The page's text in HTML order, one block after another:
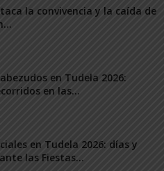
la convivencia y la caída de
en Tudela 2026:
en las...
en Tudela 2026: días y
las Fiestas...